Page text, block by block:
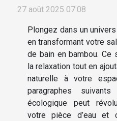
27 août 2025 07:08
Plongez dans un
en transformant votre
de bain en bambou.
la relaxation tout en
naturelle à votre
paragraphes
écologique peut
votre pièce d’eau et